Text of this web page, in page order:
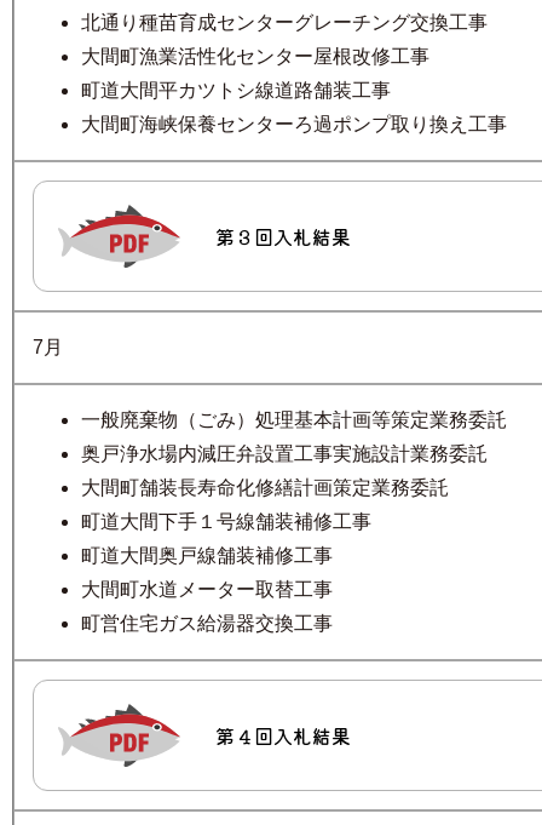
北通り種苗育成センターグレーチング交換工事
大間町漁業活性化センター屋根改修工事
町道大間平カツトシ線道路舗装工事
大間町海峡保養センターろ過ポンプ取り換え工事
第３回入札結果
7月
一般廃棄物（ごみ）処理基本計画等策定業務委託
奥戸浄水場内減圧弁設置工事実施設計業務委託
大間町舗装長寿命化修繕計画策定業務委託
町道大間下手１号線舗装補修工事
町道大間奥戸線舗装補修工事
大間町水道メーター取替工事
町営住宅ガス給湯器交換工事
第４回入札結果